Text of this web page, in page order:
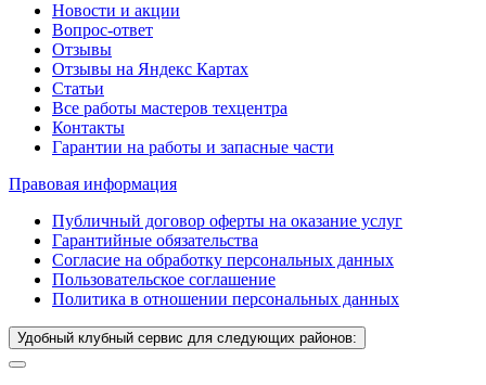
Новости и акции
Вопрос-ответ
Отзывы
Отзывы на Яндекс Картах
Статьи
Все работы мастеров техцентра
Контакты
Гарантии на работы и запасные части
Правовая информация
Публичный договор оферты на оказание услуг
Гарантийные обязательства
Согласие на обработку персональных данных
Пользовательское соглашение
Политика в отношении персональных данных
Удобный клубный сервис для следующих районов: